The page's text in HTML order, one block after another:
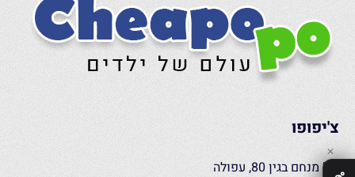
צ'יפופו
רח’ מנחם בגין 80, עפולה
✕